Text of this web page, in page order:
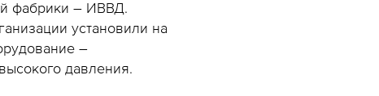
фабрики – ИВВД.
установили на
–
давления.